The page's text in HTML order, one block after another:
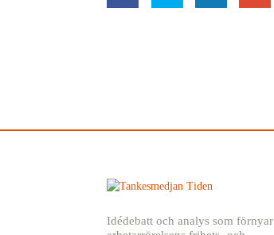
Idédebatt och analys som förnyar